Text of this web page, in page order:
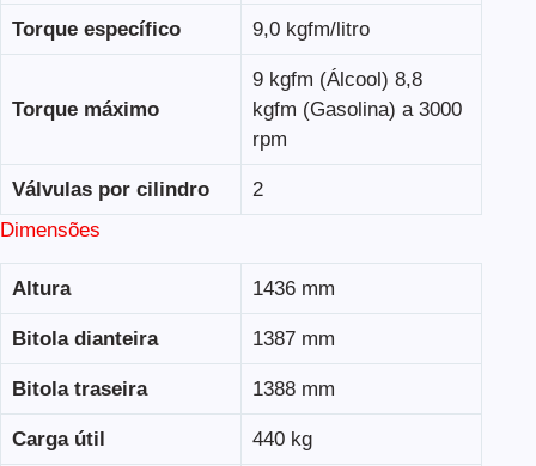
Torque específico 9,0 kgfm/litro
Torque máximo
9 kgfm (Álcool) 8,8
kgfm (Gasolina) a 3000
rpm
Válvulas por cilindro
2
Dimensões
Altura 1436 mm
Bitola dianteira 1387 mm
Bitola traseira 1388 mm
Carga útil 440 kg